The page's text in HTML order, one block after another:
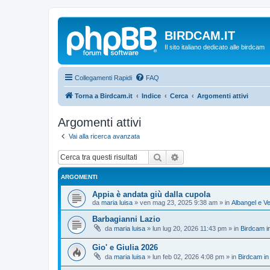
BIRDCAM.IT
Il sito italiano dedicato alle birdcam
Collegamenti Rapidi FAQ
Torna a Birdcam.it Indice Cerca Argomenti attivi
Argomenti attivi
Vai alla ricerca avanzata
Cerca
ARGOMENTI
Appia è andata giù dalla cupola
da maria luisa » ven mag 23, 2025 9:38 am » in Albangel e
Barbagianni Lazio
da maria luisa » lun lug 20, 2026 11:43 pm » in Birdcam
Gio' e Giulia 2026
da maria luisa » lun feb 02, 2026 4:08 pm » in Birdcam